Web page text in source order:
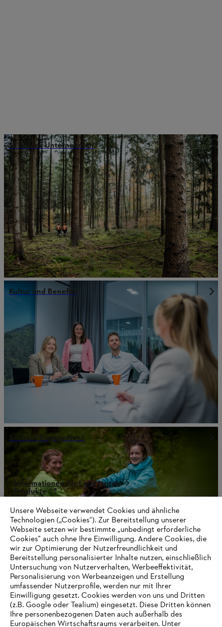
STIHL als Unternehmen
Kultur und Benefits
Soziales Engagement
Informationen für Lieferanten
Produkte
Kontakt
Karriere
Hinweisgebersystem
Unsere Webseite verwendet Cookies und ähnliche
Technologien („Cookies“). Zur Bereitstellung unserer
Webseite setzen wir bestimmte „unbedingt erforderliche
Cookies" auch ohne Ihre Einwilligung. Andere Cookies, die
wir zur Optimierung der Nutzerfreundlichkeit und
Bereitstellung personalisierter Inhalte nutzen, einschließlich
Untersuchung von Nutzerverhalten, Werbeeffektivität,
Personalisierung von Werbeanzeigen und Erstellung
umfassender Nutzerprofile, werden nur mit Ihrer
Einwilligung gesetzt. Cookies werden von uns und Dritten
(z.B. Google oder Tealium) eingesetzt. Diese Dritten können
Ihre personenbezogenen Daten auch außerhalb des
Europäischen Wirtschaftsraums verarbeiten. Unter